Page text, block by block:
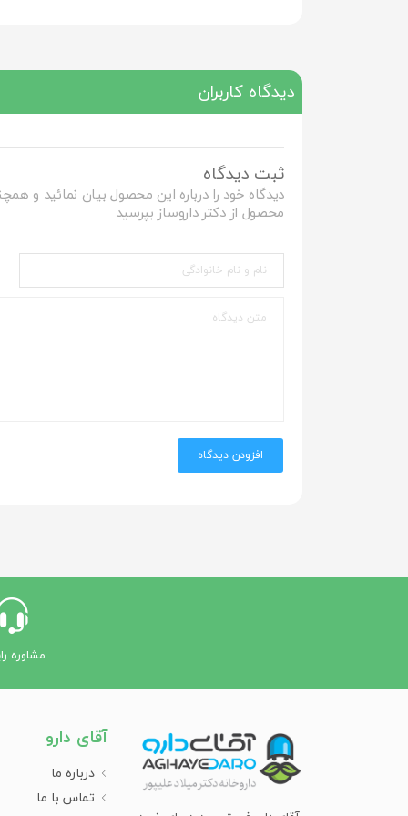
دیدگاه کاربران
ثبت دیدگاه
دیدگاه خود را درباره این محصول بیان نمائید و
محصول از دکتر داروساز بپرسید
افزودن دیدگاه
مشاوره
آقای دارو
درباره ما
تماس با ما